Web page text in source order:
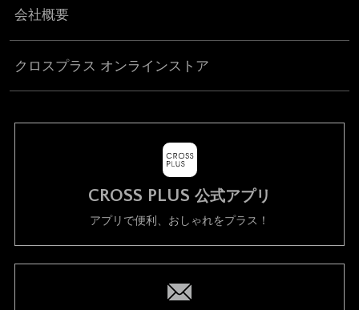
会社概要
クロスプラス オンラインストア
CROSS PLUS 公式アプリ
アプリで便利、おしゃれをプラス！